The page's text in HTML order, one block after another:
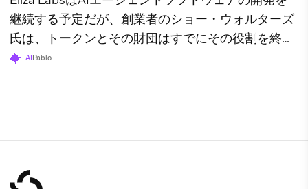
継続する予定だが、創業者のショー・ウォルターズ
氏は、トークンとその財団はすでにその役割を終え
たと述べている。
AI Pablo